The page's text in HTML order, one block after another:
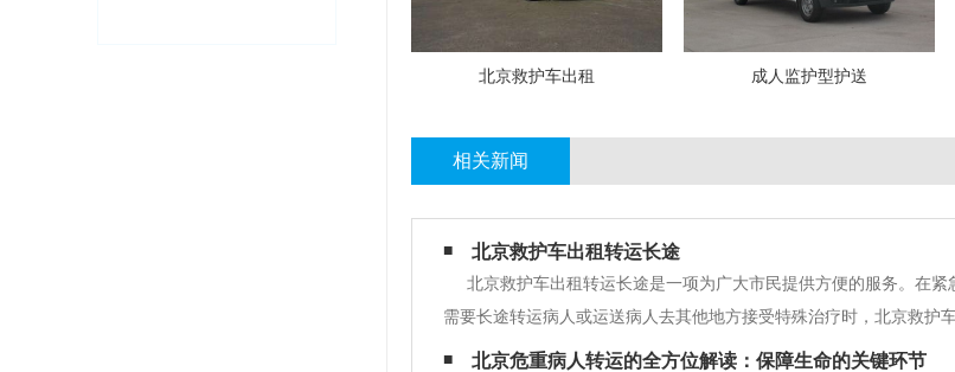
北京救护车出租 成人监护型护送
相关新闻
北京救护车出租转运长途
北京救护车出租转运长途是一项为广大市民提供方便的服务。在
需要长途转运病人或运送病人去其他地方接受特殊治疗时，北京救护
供了快速、安全和专业的服务。他们的车辆配备了先进的医疗设备
北京危重病人转运的全方位解读：保障生命的关键环节